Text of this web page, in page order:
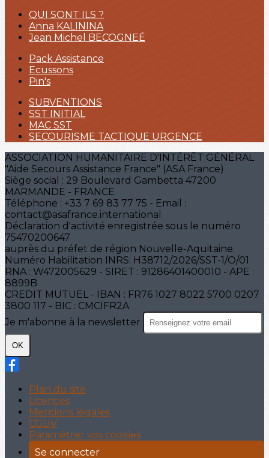
QUI SONT ILS ?
Anna KALININA
Jean Michel BECOGNEÉ
Pack Assistance
Ecussons
Pin's
SUBVENTIONS
SST INITIAL
MAC SST
SECOURISME TACTIQUE URGENCE
ASSOCIATION HUMANITAIRE D'INTÉRÊT GÉNÉRAL
"Aide Secours Assistance France" (ASA France)
Siège social : 29 Boulevard Gambetta 47200
MARMANDE - FRANCE
Téléphone : +33 7 69 83 77 75 - Email :
contact@asafrance.international
Déclaration d'activité enregistrée sous le numéro
75470200647
auprès du préfet de région Nouvelle-Aquitaine.
Numéro Habilitation INRS: H38712/2026/SST-1/O/01
RNA : W472005629 - SIRET : 91286401400010 - APE :
8899B
CREDIT MUTUEL - IBAN : FR76 1027 8022 5700 0207
3800 117 - BIC : CMCIFR2A
Je m'abonne à la newsletter
OK
Plan du site
Licences
Mentions légales
CGUV
Paramétrer vos cookies
Se connecter